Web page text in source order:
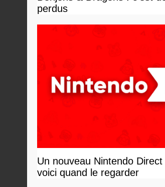
perdus
Un nouveau Nintendo
voici quand le regarder